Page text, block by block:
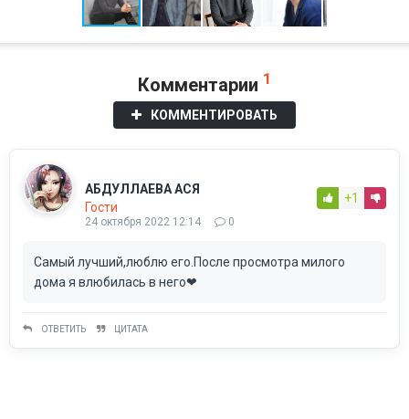
Комментарии 1
КОММЕНТИРОВАТЬ
АБДУЛЛАЕВА АСЯ
Гости
24 октября 2022 12:14 0
+1
Самый лучший,люблю его.После просмотра милого
дома я влюбилась в него❤
ОТВЕТИТЬ ЦИТАТА